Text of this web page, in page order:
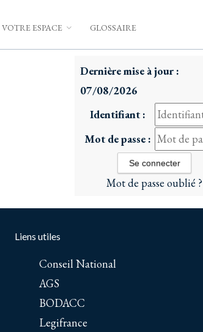
VOTRE ESPACE GLOSSAIRE
Dernière mise à jour :
07/08/2026
Identifiant :
Mot de passe :
Mot de passe oublié ?
Liens utiles
Conseil National
AGS
BODACC
Legifrance